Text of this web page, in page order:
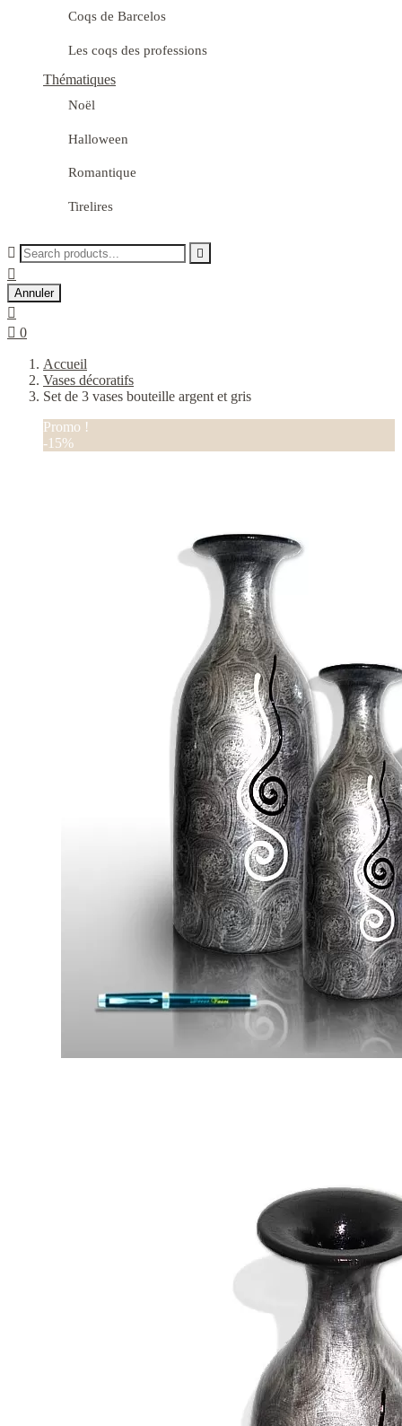
Coqs de Barcelos
Les coqs des professions
Thématiques
Noël
Halloween
Romantique
Tirelires
 

Annuler

 0
Accueil
Vases décoratifs
Set de 3 vases bouteille argent et gris
Promo !
-15%